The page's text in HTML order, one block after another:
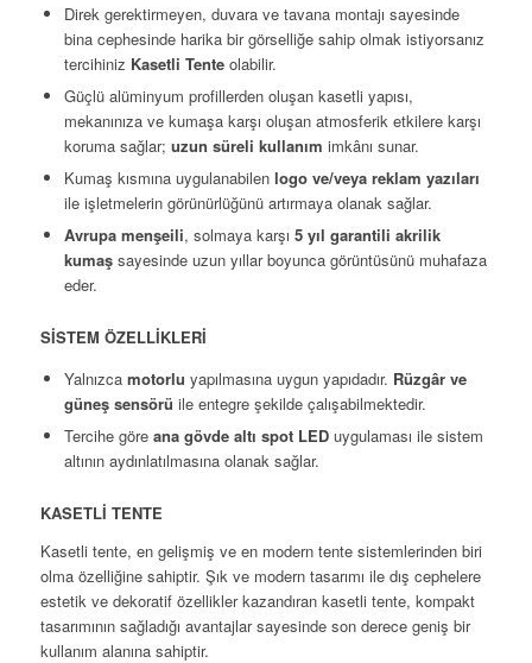
Direk gerektirmeyen, duvara ve tavana montajı sayesinde
bina cephesinde harika bir görselliğe sahip olmak istiyorsanız
tercihiniz Kasetli Tenteolabilir.
Güçlü alüminyum profillerden oluşan kasetli yapısı,
mekanınıza ve kumaşa karşı oluşan atmosferik etkilere karşı
koruma sağlar; uzun süreli kullanım imkânı sunar.
Kumaş kısmına uygulanabilen logo ve/veya reklam yazıları
ile işletmelerin görünürlüğünü artırmaya olanak sağlar.
Avrupa menşeili, solmaya karşı 5 yıl garantili akrilik
kumaşsayesinde uzun yıllar boyunca görüntüsünü muhafaza
eder.
SİSTEM ÖZELLİKLERİ
Yalnızca motorlu yapılmasına uygun yapıdadır. Rüzgâr ve
güneş sensörü ile entegre şekilde çalışabilmektedir.
Tercihe göre ana gövde altı spot LEDuygulaması ile sistem
altının aydınlatılmasına olanak sağlar.
KASETLİ TENTE
Kasetli tente, en gelişmiş ve en modern tente sistemlerinden biri
olma özelliğine sahiptir. Şık ve modern tasarımı ile dış cephelere
estetik ve dekoratif özellikler kazandıran kasetli tente, kompakt
tasarımının sağladığı avantajlar sayesinde son derece geniş bir
kullanım alanına sahiptir.